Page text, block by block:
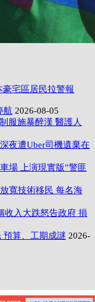
宅區居民拉警報
航 2026-08-05
服施暴醉漢 醫護人
夜遭Uber司機遺棄在
場 上演現實版”警匪
寬技術移民 每名海
收入大跌怒告政府 損
預算、工期成謎 2026-